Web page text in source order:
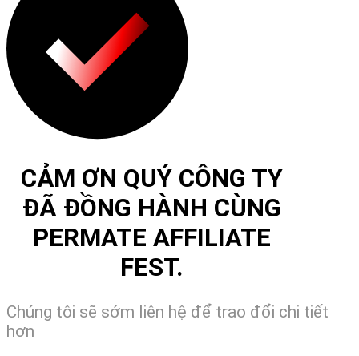
CẢM ƠN QUÝ CÔNG TY
ĐÃ ĐỒNG HÀNH CÙNG
PERMATE AFFILIATE
FEST.
Chúng tôi sẽ sớm liên hệ để trao đổi chi tiết
hơn